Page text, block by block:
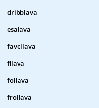
dribblava
esalava
favellava
filava
follava
frollava